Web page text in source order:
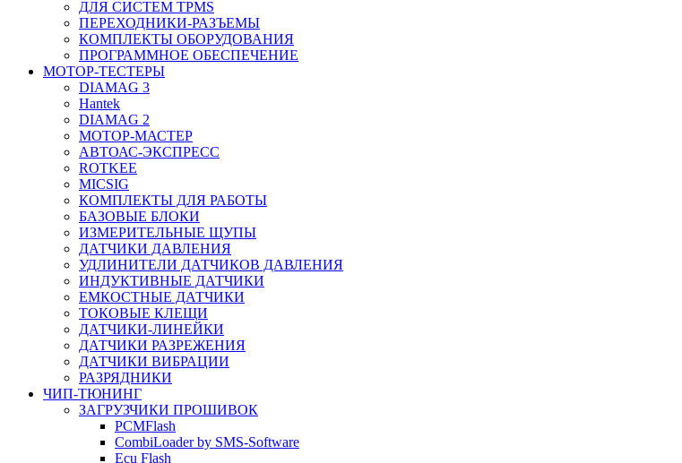
ДЛЯ СИСТЕМ TPMS
ПЕРЕХОДНИКИ-РАЗЪЕМЫ
КОМПЛЕКТЫ ОБОРУДОВАНИЯ
ПРОГРАММНОЕ ОБЕСПЕЧЕНИЕ
МОТОР-ТЕСТЕРЫ
DIAMAG 3
Hantek
DIAMAG 2
МОТОР-МАСТЕР
АВТОАС-ЭКСПРЕСС
ROTKEE
MICSIG
КОМПЛЕКТЫ ДЛЯ РАБОТЫ
БАЗОВЫЕ БЛОКИ
ИЗМЕРИТЕЛЬНЫЕ ЩУПЫ
ДАТЧИКИ ДАВЛЕНИЯ
УДЛИНИТЕЛИ ДАТЧИКОВ ДАВЛЕНИЯ
ИНДУКТИВНЫЕ ДАТЧИКИ
ЕМКОСТНЫЕ ДАТЧИКИ
ТОКОВЫЕ КЛЕЩИ
ДАТЧИКИ-ЛИНЕЙКИ
ДАТЧИКИ РАЗРЕЖЕНИЯ
ДАТЧИКИ ВИБРАЦИИ
РАЗРЯДНИКИ
ЧИП-ТЮНИНГ
ЗАГРУЗЧИКИ ПРОШИВОК
PCMFlash
CombiLoader by SMS-Software
Ecu Flash